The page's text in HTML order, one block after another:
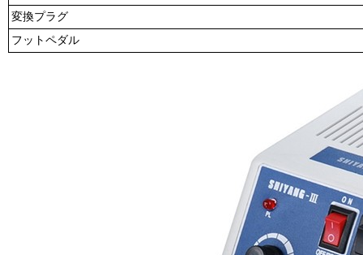
変換プラグ
フットペダル